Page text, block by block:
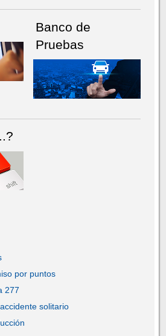
Banco de
Pruebas
por puntos
277
solitario